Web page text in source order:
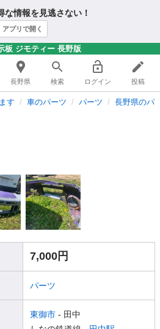
な情報を見逃さない！
アプリで開く
板 ジモティー 長野版
長野県 検索 ログイン 投稿
す 車のパーツ パーツ 長野県のパ
7,000円
パーツ
東御市 - 田中